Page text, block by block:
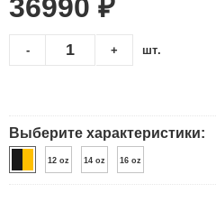
36990 ₽
+
- шт.
Выберите характеристики:
12 oz 14 oz 16 oz